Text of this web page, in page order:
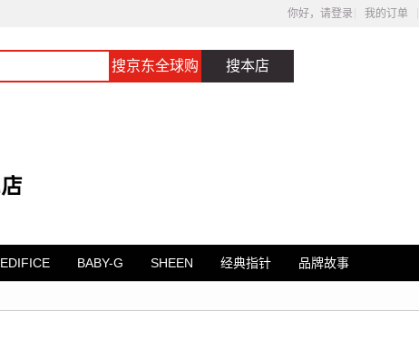
你好，请登录 我的订单
搜京东全球购 搜本店
EDIFICE BABY-G SHEEN 经典指针 品牌故事